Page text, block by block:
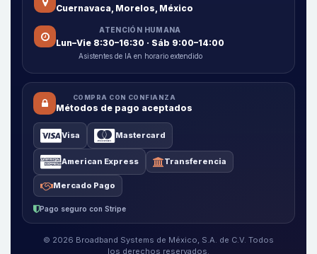
Cuernavaca, Morelos, México
ATENCIÓN HUMANA
Lun–Vie 8:30–16:30 · Sáb 9:00–14:00
Asistentes de IA en horario extendido
COMPRA CON CONFIANZA
Métodos de pago aceptados
Visa Mastercard
American Express Transferencia
Mercado Pago
Pago seguro con Stripe
© 2026 Broadband Systems de México, S.A. de C.V. Todos
los derechos reservados.